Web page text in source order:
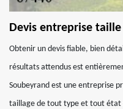
Devis entreprise taille
Obtenir un devis fiable, bien
résultats attendus est
Soubeyrand est une entreprise
taillage de tout type et tout état